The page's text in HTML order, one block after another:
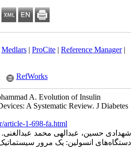
|Medlars |ProCite |Reference Manager
RefWorks
A. Evolution of Insulin
A Systematic Review. J Diabetes
article-1-698-fa.html
شهدادی حسین، عبدالهی محمد عبدالغنی.
دستگاه‌های انسولین: یک مرور